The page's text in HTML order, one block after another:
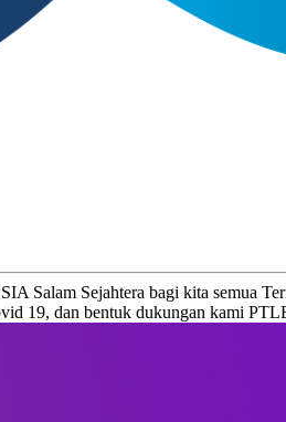
Sejahtera bagi kita semua
19, dan bentuk dukungan kami